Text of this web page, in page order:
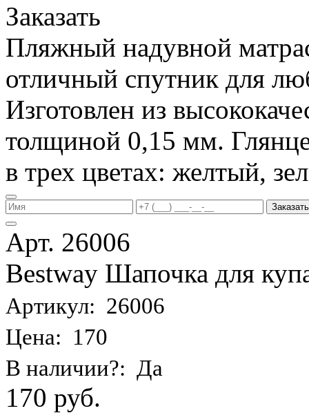
Заказать
Пляжный надувной
отличный спутник для
Изготовлен из
толщиной 0,15 мм.
в трех цветах: желтый,
Заказать
Арт. 26006
Bestway Шапочка для
Артикул: 26006
Цена: 170
В наличии?: Да
170 руб.